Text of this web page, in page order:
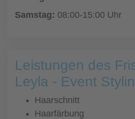
Samstag: 08:00-15:00 Uhr
Leistungen des
Leyla - Event
Haarschnitt
Haarfärbung